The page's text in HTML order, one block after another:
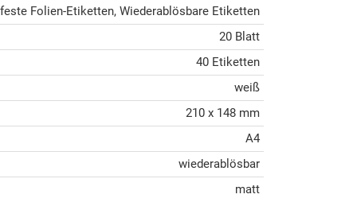
Folien-Etiketten, Wiederablösbare Etiketten
20 Blatt
40 Etiketten
weiß
210 x 148 mm
A4
wiederablösbar
matt